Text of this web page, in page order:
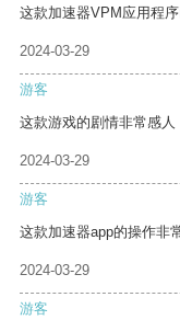
这款加速器VPM应用程
2024-03-29
游客
这款游戏的剧情非常感人
2024-03-29
游客
这款加速器app的操作非
2024-03-29
游客